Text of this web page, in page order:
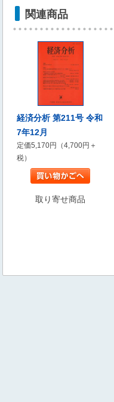
関連商品
経済分析 第211号 令和
7年12月
定価5,170円（4,700円＋
税）
取り寄せ商品